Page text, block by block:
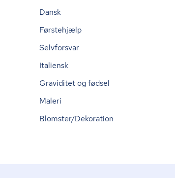
Dansk
Førstehjælp
Selvforsvar
Italiensk
Graviditet og fødsel
Maleri
Blomster/Dekoration